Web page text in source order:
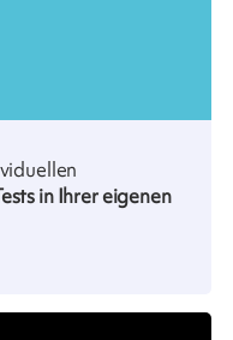
in Ihrer eigenen